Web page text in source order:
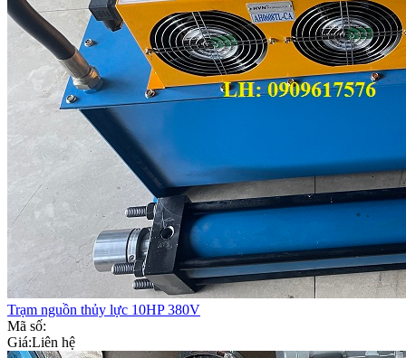
Trạm nguồn thủy lực 10HP 380V
Mã số:
Giá:Liên hệ